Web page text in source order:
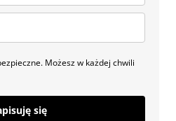
Możesz w każdej chwili
się